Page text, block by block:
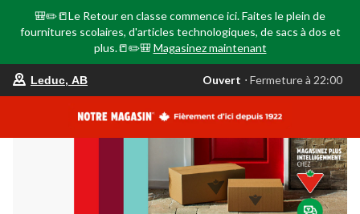
🎒✏️📒Le Retour en classe commence ici. Faites le plein de
fournitures scolaires, d'articles technologiques, de sacs à dos et
plus.📒✏️🎒 Magasinez maintenant
votre
est
AB,
Ouvert,
Fermeture
à
Leduc, AB Ouvert ⋅ Fermeture à 22:00